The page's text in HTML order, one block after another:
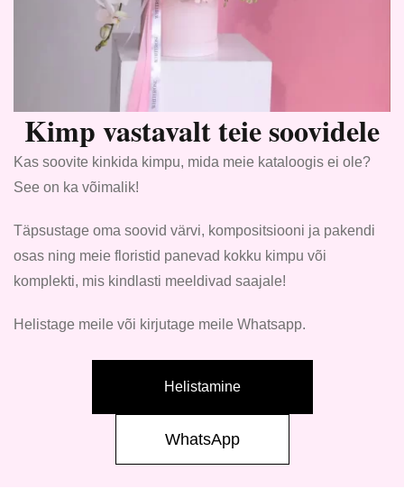
Kimp vastavalt teie soovidele
Kas soovite kinkida kimpu, mida meie kataloogis ei ole?
See on ka võimalik!
Täpsustage oma soovid värvi, kompositsiooni ja pakendi
osas ning meie floristid panevad kokku kimpu või
komplekti, mis kindlasti meeldivad saajale!
Helistage meile või kirjutage meile Whatsapp.
Helistamine
WhatsApp